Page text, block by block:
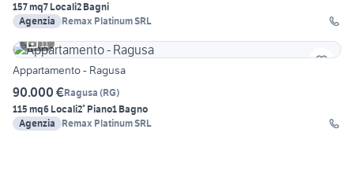
157 mq7 Locali2 Bagni
Agenzia
Remax Platinum SRL
11
Appartamento - Ragusa
90.000 €Ragusa (RG)
115 mq6 Locali2° Piano1 Bagno
Agenzia
Remax Platinum SRL